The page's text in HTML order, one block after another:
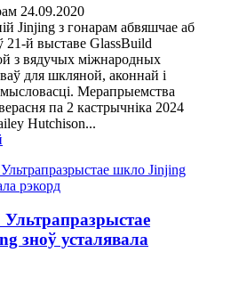
24.09.2020
Jinjing з гонарам абвяшчае аб
21-й выставе GlassBuild
з вядучых міжнародных
для шкляной, аконнай і
Мерапрыемства
па 2 кастрычніка 2024
Hutchison...
Ультрапразрыстае
зноў усталявала